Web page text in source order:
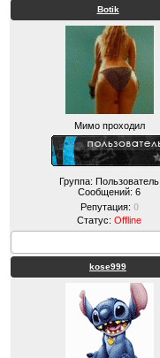
Botik
Мимо проходил
Группа: Пользователь
Сообщений: 6
Репутация: 0
Статус: Offline
kose999